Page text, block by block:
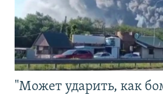
"Может ударить, как